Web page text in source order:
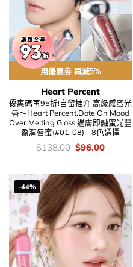
用優惠劵 再減5%
Heart Percent
優惠碼再95折!自留推介 高級感蜜光
唇～Heart Percent.Dote On Mood
Over Melting Gloss 遇膚即融蜜光豐
盈潤唇蜜(#01-08) – 8色選擇
價
錢：
$138.00 Original
price
$138.00.
$96.00Current
$96.00.
-44%